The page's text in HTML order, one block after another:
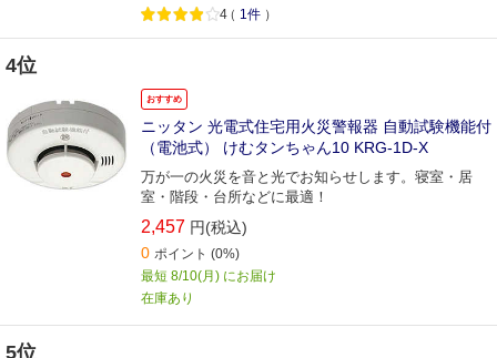
4（ 1件 ）
4位
おすすめ
ニッタン 光電式住宅用火災警報器 自動試験機能付
（電池式） けむタンちゃん10 KRG-1D-X
万が一の火災を音と光でお知らせします。寝室・居
室・階段・台所などに最適！
2,457 円(税込)
0 ポイント (0%)
最短 8/10(月) にお届け
在庫あり
5位